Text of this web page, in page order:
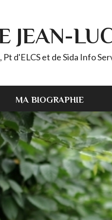
JEAN-
d'ELCS et de Sida Info
MA BIOGRAPHIE